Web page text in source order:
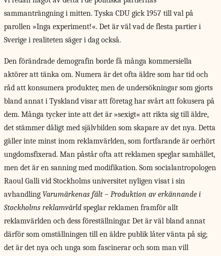
sammanträngning i mitten. Tyska CDU gick 1957 till val på
parollen »Inga experiment!«. Det är väl vad de flesta partier i
Sverige i realiteten säger i dag också.
Den förändrade demografin borde få många kommersiella
aktörer att tänka om. Numera är det ofta äldre som har tid och
råd att konsumera produkter, men de undersökningar som gjorts
bland annat i Tyskland visar att företag har svårt att fokusera på
dem. Många tycker inte att det är »sexigt« att rikta sig till äldre,
det stämmer dåligt med självbilden som skapare av det nya. Detta
gäller inte minst inom reklamvärlden, som fortfarande är oerhört
ungdomsfixerad. Man påstår ofta att reklamen speglar samhället,
men det är en sanning med modifikation. Som socialantropologen
Raoul Galli vid Stockholms universitet nyligen visat i sin
avhandling Varumärkenas fält – Produktion av erkännande i
Stockholms reklamvärld speglar reklamen framför allt
reklamvärlden och dess föreställningar. Det är väl bland annat
därför som omställningen till en äldre publik låter vänta på sig;
det är det nya och unga som fascinerar och som man vill